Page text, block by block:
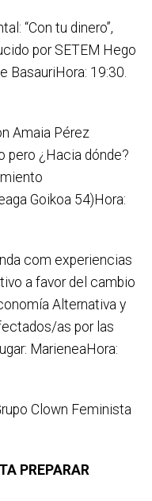
“Con tu dinero”,
por SETEM Hego
BasauriHora: 19:30.
Amaia Pérez
pero ¿Hacia dónde?
Goikoa 54)Hora:
com experiencias
a favor del cambio
Alternativa y
as por las
MarieneaHora:
Clown Feminista
PREPARAR